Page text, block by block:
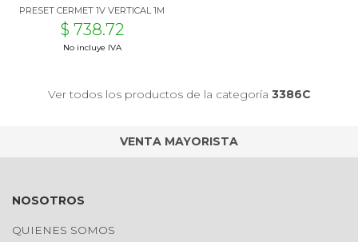
PRESET CERMET 1V VERTICAL 1M
$ 738.72
No incluye IVA
Ver todos los productos de la categoría 3386C
VENTA MAYORISTA
NOSOTROS
QUIENES SOMOS